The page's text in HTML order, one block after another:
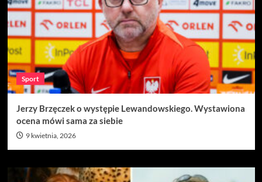
Sport
Jerzy Brzęczek o występie Lewandowskiego. Wystawiona
ocena mówi sama za siebie
9 kwietnia, 2026